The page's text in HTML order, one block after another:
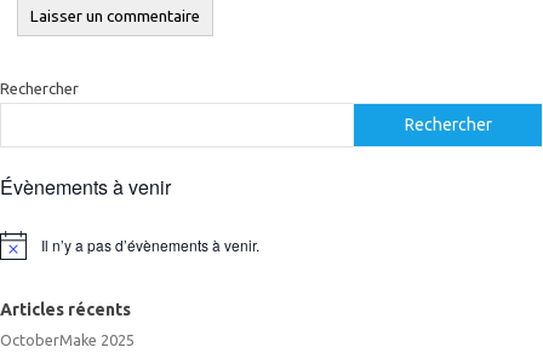
Rechercher
Rechercher
Évènements à venir
Notice Il n’y a pas d’évènements à venir.
Articles récents
OctoberMake 2025